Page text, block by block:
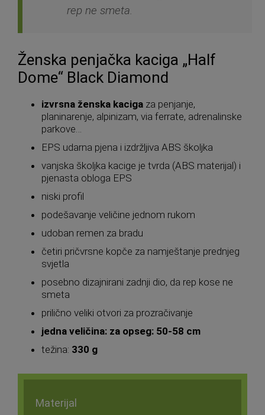
rep ne smeta.
Ženska penjačka kaciga „Half
Dome“ Black Diamond
izvrsna ženska kaciga za penjanje,
planinarenje, alpinizam, via ferrate, adrenalinske
parkove…
EPS udarna pjena i izdržljiva ABS školjka
vanjska školjka kacige je tvrda (ABS materijal) i
pjenasta obloga EPS
niski profil
podešavanje veličine jednom rukom
udoban remen za bradu
četiri pričvrsne kopče za namještanje prednjeg
svjetla
posebno dizajnirani zadnji dio, da rep kose ne
smeta
prilično veliki otvori za prozračivanje
jedna veličina: za opseg: 50-58 cm
težina: 330 g
Materijal